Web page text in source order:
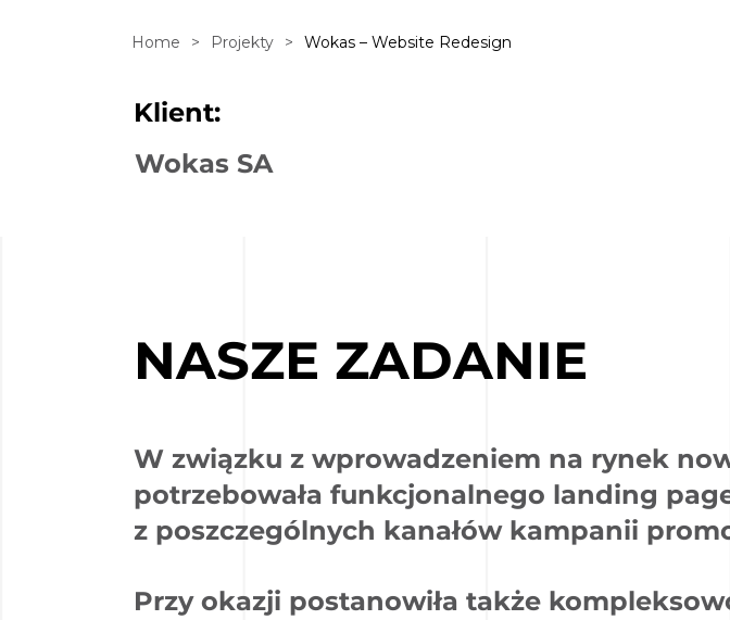
Home > Projekty > Wokas – Website Redesign
Klient:
Wokas SA
NASZE ZADANIE
W związku z wprowadzeniem na rynek
potrzebowała funkcjonalnego landing
z poszczególnych kanałów kampanii
Przy okazji postanowiła także